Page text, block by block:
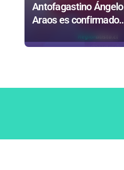
Antofagastino Ángelo
Araos es confirmado
como refuerzo estrella
de Unión Española